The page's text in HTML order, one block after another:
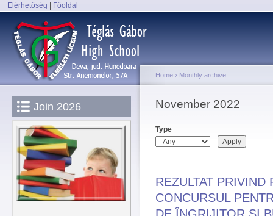
Elérhetőség Főoldal
Main menu
Join 2026 You are here
Home › Monthly archive
November 2022
Type
REZULTAT PRIVIND
CONCURSUL
DE ÎNGRIJITOR ŞI